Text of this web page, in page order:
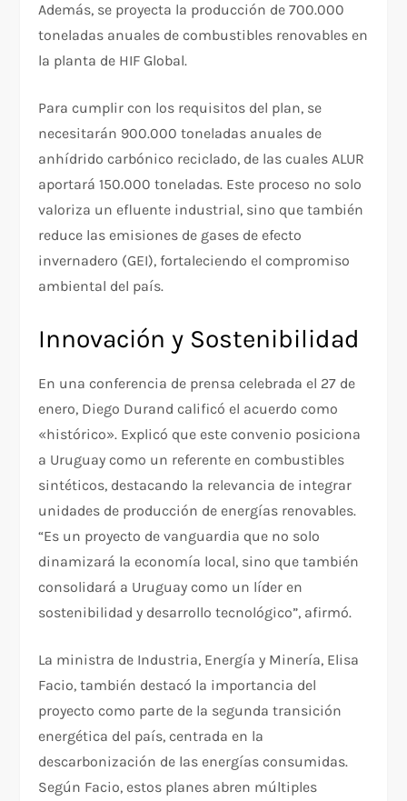
Además, se proyecta la producción de 700.000
toneladas anuales de combustibles renovables en
la planta de HIF Global.
Para cumplir con los requisitos del plan, se
necesitarán 900.000 toneladas anuales de
anhídrido carbónico reciclado, de las cuales ALUR
aportará 150.000 toneladas. Este proceso no solo
valoriza un efluente industrial, sino que también
reduce las emisiones de gases de efecto
invernadero (GEI), fortaleciendo el compromiso
ambiental del país.
Innovación y Sostenibilidad
En una conferencia de prensa celebrada el 27 de
enero, Diego Durand calificó el acuerdo como
«histórico». Explicó que este convenio posiciona
a Uruguay como un referente en combustibles
sintéticos, destacando la relevancia de integrar
unidades de producción de energías renovables.
“Es un proyecto de vanguardia que no solo
dinamizará la economía local, sino que también
consolidará a Uruguay como un líder en
sostenibilidad y desarrollo tecnológico”, afirmó.
La ministra de Industria, Energía y Minería, Elisa
Facio, también destacó la importancia del
proyecto como parte de la segunda transición
energética del país, centrada en la
descarbonización de las energías consumidas.
Según Facio, estos planes abren múltiples